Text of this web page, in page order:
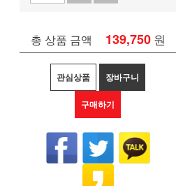
총 상품 금액 139,750 원
관심상품 장바구니
구매하기